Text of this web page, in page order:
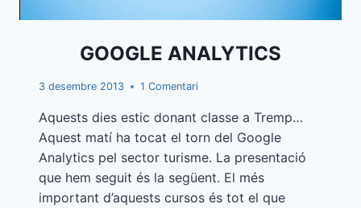
GOOGLE ANALYTICS
3 desembre 2013 1 Comentari
Aquests dies estic donant classe a Tremp…
Aquest matí ha tocat el torn del Google
Analytics pel sector turisme. La presentació
que hem seguit és la següent. El més
important d’aquests cursos és tot el que